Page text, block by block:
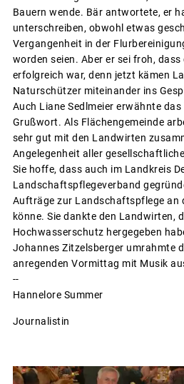
Bauern wende. Bär antwortete, er
unterschreiben, obwohl etwas
Vergangenheit in der
worden seien. Aber er sei froh, dass
erfolgreich war, denn jetzt kämen
Naturschützer miteinander ins
Auch Liane Sedlmeier erwähnte
Grußwort. Als Flächengemeinde
sehr gut mit den Landwirten
Angelegenheit aller
Sie hoffe, dass auch im Landkreis
Landschaftspflegeverband
Aufträge zur Landschaftspflege an
könne. Sie dankte den Landwirten,
Hochwasserschutz hergegeben
Johannes Zitzelsberger umrahmte
anregenden Vormittag mit Musik
--
Hannelore Summer
Journalistin